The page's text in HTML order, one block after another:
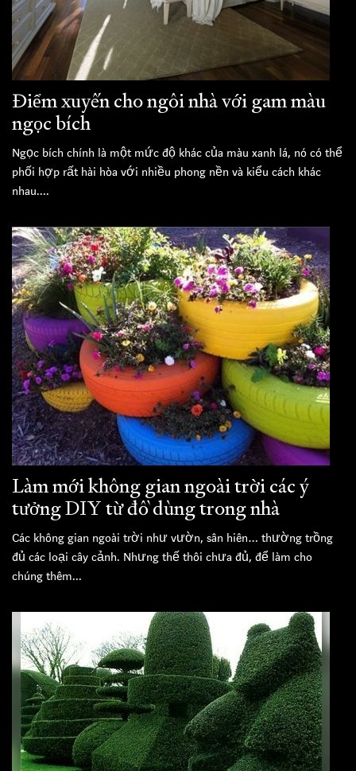
Điểm xuyến cho ngôi nhà với gam màu
ngọc bích
Ngọc bích chính là một mức độ khác của màu xanh lá, nó có thể
phối hợp rất hài hòa với nhiều phong nền và kiểu cách khác
nhau....
Làm mới không gian ngoài trời các ý
tưởng DIY từ đồ dùng trong nhà
Các không gian ngoài trời như vườn, sân hiên… thường trồng
đủ các loại cây cảnh. Nhưng thế thôi chưa đủ, để làm cho
chúng thêm...